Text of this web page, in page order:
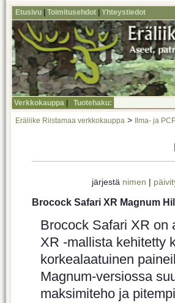
Etusivu Toimitusehdot Yhteystiedot
Verkkokauppa Tuotehaku:
Eräliike Riistamaa verkkokauppa > Ilma- ja
järjestä nimen |
Brocock Safari XR Magnum
Brocock Safari XR on
XR -mallista kehitetty
korkealaatuinen
Magnum-versiossa
maksimiteho ja